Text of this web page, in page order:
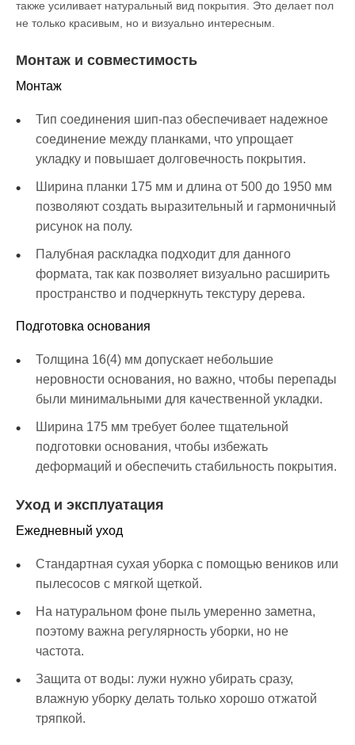
также усиливает натуральный вид покрытия. Это делает пол
не только красивым, но и визуально интересным.
Монтаж и совместимость
Монтаж
Тип соединения шип-паз обеспечивает надежное
соединение между планками, что упрощает
укладку и повышает долговечность покрытия.
Ширина планки 175 мм и длина от 500 до 1950 мм
позволяют создать выразительный и гармоничный
рисунок на полу.
Палубная раскладка подходит для данного
формата, так как позволяет визуально расширить
пространство и подчеркнуть текстуру дерева.
Подготовка основания
Толщина 16(4) мм допускает небольшие
неровности основания, но важно, чтобы перепады
были минимальными для качественной укладки.
Ширина 175 мм требует более тщательной
подготовки основания, чтобы избежать
деформаций и обеспечить стабильность покрытия.
Уход и эксплуатация
Ежедневный уход
Стандартная сухая уборка с помощью веников или
пылесосов с мягкой щеткой.
На натуральном фоне пыль умеренно заметна,
поэтому важна регулярность уборки, но не
частота.
Защита от воды: лужи нужно убирать сразу,
влажную уборку делать только хорошо отжатой
тряпкой.